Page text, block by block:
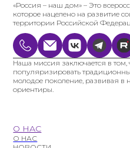
«Россия – наш дом» – Это
которое нацелено на развитие
территории Российской
Наша миссия заключается в том,
популяризировать
молодое поколение, развивая
ориентиры.
О НАС
О НАС